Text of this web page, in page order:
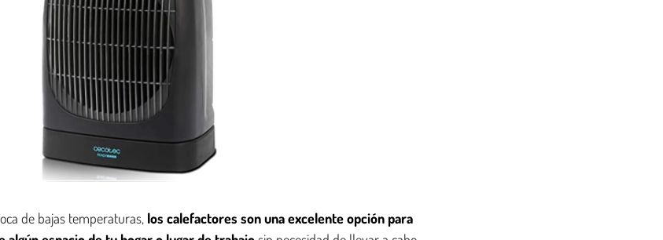
de bajas temperaturas, los calefactores son una excelente opción para